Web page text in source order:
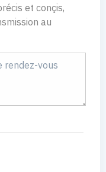
et conçis,
au